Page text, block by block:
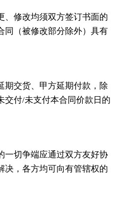
、修改均须双方签订书面的
同（被修改部分除外）具有
期交货、甲方延期付款，除
交付/未支付本合同价款日的
一切争端应通过双方友好协
决，各方均可向有管辖权的